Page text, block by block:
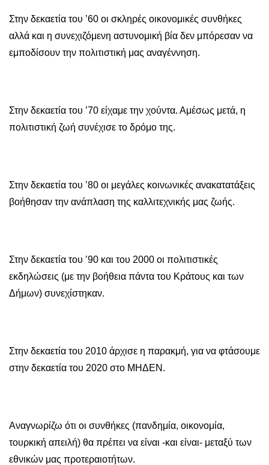
Στην δεκαετία του ’60 οι σκληρές οικονομικές συνθήκες
αλλά και η συνεχιζόμενη αστυνομική βία δεν μπόρεσαν να
εμποδίσουν την πολιτιστική μας αναγέννηση.
Στην δεκαετία του ’70 είχαμε την χούντα. Αμέσως μετά, η
πολιτιστική ζωή συνέχισε το δρόμο της.
Στην δεκαετία του ’80 οι μεγάλες κοινωνικές ανακατατάξεις
βοήθησαν την ανάπλαση της καλλιτεχνικής μας ζωής.
Στην δεκαετία του ’90 και του 2000 οι πολιτιστικές
εκδηλώσεις (με την βοήθεια πάντα του Κράτους και των
Δήμων) συνεχίστηκαν.
Στην δεκαετία του 2010 άρχισε η παρακμή, για να φτάσουμε
στην δεκαετία του 2020 στο ΜΗΔΕΝ.
Αναγνωρίζω ότι οι συνθήκες (πανδημία, οικονομία,
τουρκική απειλή) θα πρέπει να είναι -και είναι- μεταξύ των
εθνικών μας προτεραιοτήτων.